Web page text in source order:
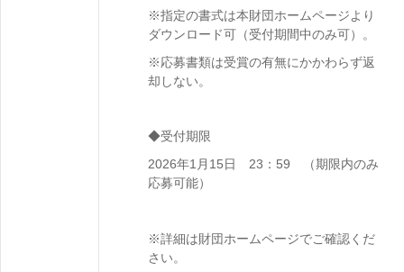
※指定の書式は本財団ホームページより
ダウンロード可（受付期間中のみ可）。
※応募書類は受賞の有無にかかわらず返
却しない。
◆受付期限
2026年1月15日23：59 （期限内のみ
応募可能）
※詳細は財団ホームページでご確認くだ
さい。